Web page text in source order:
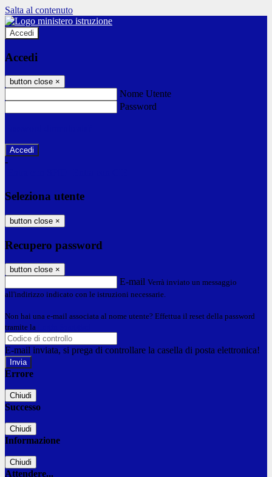
Salta al contenuto
Accedi
Accedi
button close ×
Nome Utente
Password
-
Seleziona utente
button close ×
Recupero password
button close ×
E-mail Verrà inviato un messaggio
all'indirizzo indicato con le istruzioni necessarie.
Non hai una e-mail associata al nome utente? Effettua il reset della password
tramite la
E-mail inviata, si prega di controllare la casella di posta elettronica!
Errore
Chiudi
Successo
Chiudi
Informazione
Chiudi
Attendere...